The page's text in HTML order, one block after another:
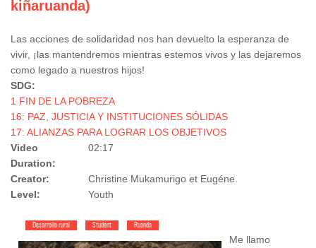
kiñaruanda)
Las acciones de solidaridad nos han devuelto la esperanza de
vivir, ¡las mantendremos mientras estemos vivos y las dejaremos
como legado a nuestros hijos!
SDG:
1 FIN DE LA POBREZA
16: PAZ, JUSTICIA Y INSTITUCIONES SÓLIDAS
17: ALIANZAS PARA LOGRAR LOS OBJETIVOS
Video
Duration:
02:17
Creator:
Christine Mukamurigo et Eugéne.
Level:
Youth
Desarrollo rural Student Ruanda
Me llamo